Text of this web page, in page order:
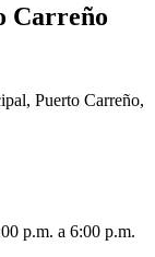
Carreño
Puerto Carreño,
p.m. a 6:00 p.m.